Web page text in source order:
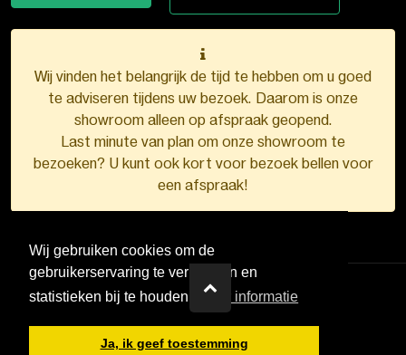
Wij gebruiken cookies om de
gebruikerservaring te verbeteren en
statistieken bij te houden.
Meer informatie
Ja, ik geef toestemming
Wij vinden het belangrijk de tijd te hebben om u goed
te adviseren tijdens uw bezoek. Daarom is onze
showroom alleen op afspraak geopend.
Last minute van plan om onze showroom te
bezoeken? U kunt ook kort voor bezoek bellen voor
een afspraak!
Ontwerp en realisatie door